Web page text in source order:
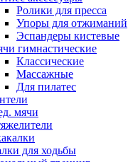
Ролики для пресса
Упоры для отжиманий
Эспандеры кистевые
гимнастические
Классические
Массажные
Для пилатес
мячи
для ходьбы